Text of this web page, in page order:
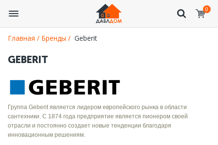
0
Главная / Бренды / Geberit
GEBERIT
Группа Geberit является лидером европейского рынка в области
сантехники. С 1874 года предприятие является пионером своей
отрасли и постоянно создает новые тенденции благодаря
инновационным решениям.